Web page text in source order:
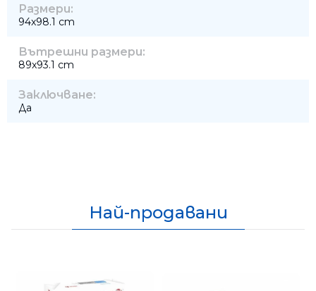
Размери:
94x98.1 cm
Вътрешни размери:
89x93.1 cm
Заключване:
Да
Най-продавани